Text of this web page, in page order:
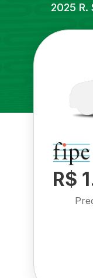
2025 R.
R$